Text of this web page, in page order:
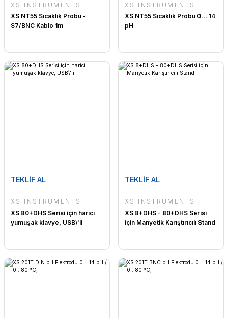
XS INSTRUMENTS
XS NT55 Sıcaklık Probu -
S7/BNC Kablo 1m
XS INSTRUMENTS
XS NT55 Sıcaklık Probu 0... 14
pH
TEKLİF AL
XS INSTRUMENTS
XS 80+DHS Serisi için harici
yumuşak klavye, USB\'li
TEKLİF AL
XS INSTRUMENTS
XS 8+DHS - 80+DHS Serisi
için Manyetik Karıştırıcılı Stand